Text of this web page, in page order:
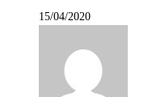
15/04/2020